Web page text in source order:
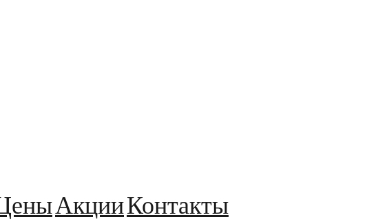
АкцииКонтакты